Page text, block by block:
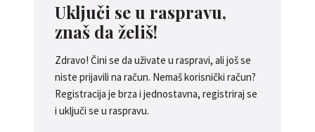
Uključi se u raspravu,
znaš da želiš!
Zdravo! Čini se da uživate u raspravi, ali još se
niste prijavili na račun. Nemaš korisnički račun?
Registracija je brza i jednostavna, registriraj se
i uključi se u raspravu.